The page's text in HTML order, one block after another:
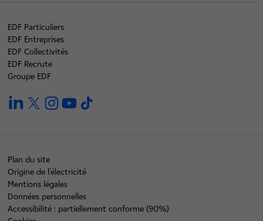
EDF Particuliers
EDF Entreprises
EDF Collectivités
EDF Recrute
Groupe EDF
linkedintwitterinstagramyoutube
Plan du site
Origine de l'électricité
Mentions légales
Données personnelles
Accessibilité : partiellement conforme (90%)